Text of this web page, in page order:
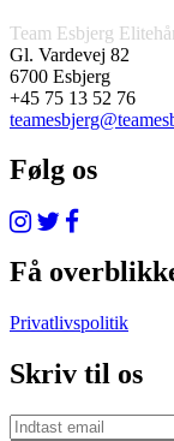
Team Esbjerg
Gl. Vardevej 82
6700 Esbjerg
+45 75 13 52 76
Følg os
Få
Privatlivspolitik
Skriv til os